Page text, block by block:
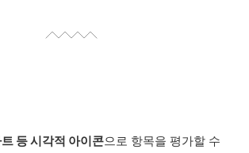
등 시각적 아이콘으로 항목을 평가할 수